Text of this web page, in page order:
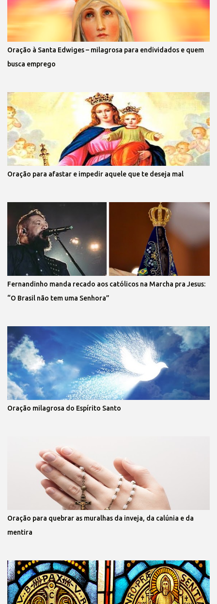
Oração à Santa Edwiges – milagrosa para endividados e quem
busca emprego
Oração para afastar e impedir aquele que te deseja mal
Fernandinho manda recado aos católicos na Marcha pra Jesus:
“O Brasil não tem uma Senhora”
Oração milagrosa do Espírito Santo
Oração para quebrar as muralhas da inveja, da calúnia e da
mentira